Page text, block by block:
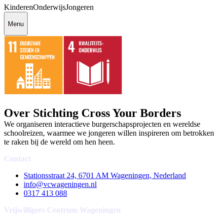
KinderenOnderwijsJongeren
Menu
Over Stichting Cross Your Borders
We organiseren interactieve burgerschapsprojecten en wereldse
schoolreizen, waarmee we jongeren willen inspireren om betrokken
te raken bij de wereld om hen heen.
Contact
Stationsstraat 24, 6701 AM Wageningen, Nederland
info@vcwageningen.nl
0317 413 088
Vrijwilligers Centrum Wageningen